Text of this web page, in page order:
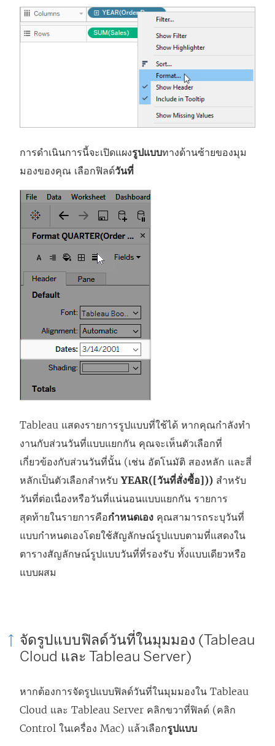
การดำเนินการนี้จะเปิดแผงรูปแบบทางด้านซ้ายของมุม
มองของคุณ เลือกฟิลด์วันที่
Tableau แสดงรายการรูปแบบที่ใช้ได้ หากคุณกําลังทํา
งานกับส่วนวันที่แบบแยกกัน คุณจะเห็นตัวเลือกที่
เกี่ยวข้องกับส่วนวันที่นั้น (เช่น อัตโนมัติ สองหลัก และสี่
หลักเป็นตัวเลือกสําหรับYEAR([วันที่สั่งซื้อ])) สําหรับ
วันที่ต่อเนื่องหรือวันที่แน่นอนแบบแยกกัน รายการ
สุดท้ายในรายการคือกําหนดเอง คุณสามารถระบุวันที่
แบบกำหนดเองโดยใช้สัญลักษณ์รูปแบบตามที่แสดงใน
ตารางสัญลักษณ์รูปแบบวันที่ที่รองรับ ทั้งแบบเดียวหรือ
แบบผสม
จัดรูปแบบฟิลด์วันที่ในมุมมอง (Tableau
Cloud และ Tableau Server)
หากต้องการจัดรูปแบบฟิลด์วันที่ในมุมมองใน Tableau
Cloud และ Tableau Server คลิกขวาที่ฟิลด์ (คลิก
Control ในเครื่อง Mac) แล้วเลือกรูปแบบ